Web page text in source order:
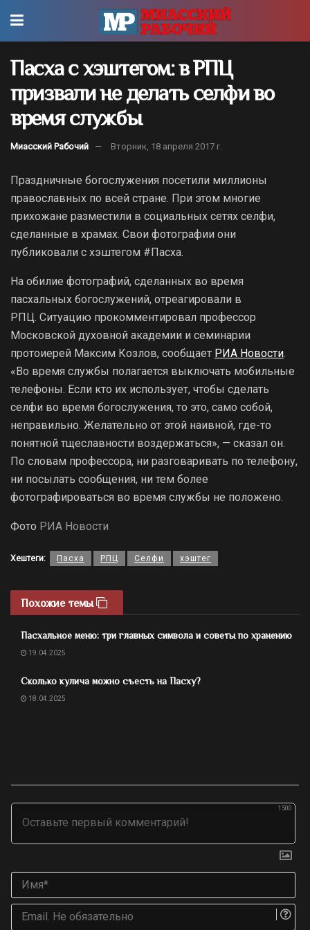
Пасха с хэштегом: в РПЦ
призвали не делать селфи во
время службы
Миасский Рабочий Вторник, 18 апреля 2017 г.
Праздничные богослужения посетили миллионы
православных по всей стране. При этом многие
прихожане разместили в социальных сетях селфи,
сделанные в храмах. Свои фотографии они
публиковали с хэштегом #Пасха.
На обилие фотографий, сделанных во время
пасхальных богослужений, отреагировали в
РПЦ. Ситуацию прокомментировал профессор
Московской духовной академии и семинарии
протоиерей Максим Козлов, сообщает РИА Новости.
«Во время службы полагается выключать мобильные
телефоны. Если кто их использует, чтобы сделать
селфи во время богослужения, то это, само собой,
неправильно. Желательно от этой наивной, где-то
понятной тщеславности воздержаться», — сказал он.
По словам профессора, ни разговаривать по телефону,
ни посылать сообщения, ни тем более
фотографироваться во время службы не положено.
Фото РИА Новости
Хештеги: Пасха РПЦ Селфи хэштег
Похожие темы
Пасхальное меню: три главных символа и советы по хранению
19.04.2025
Сколько кулича можно съесть на Пасху?
18.04.2025
1500